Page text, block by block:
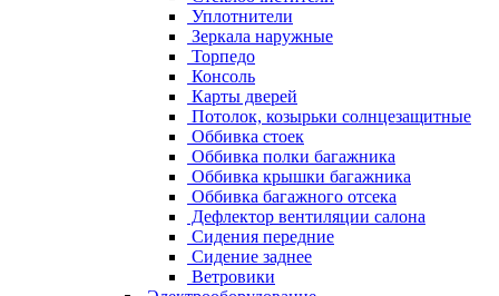
Уплотнители
Зеркала наружные
Торпедо
Консоль
Карты дверей
Потолок, козырьки солнцезащитные
Оббивка стоек
Оббивка полки багажника
Оббивка крышки багажника
Оббивка багажного отсека
Дефлектор вентиляции салона
Сидения передние
Сидение заднее
Ветровики